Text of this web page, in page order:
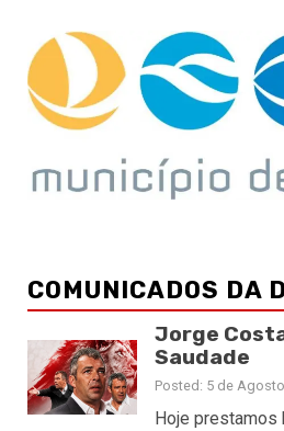
COMUNICADOS DA
Jorge
Saudade
Posted: 5 de
Hoje prestamos